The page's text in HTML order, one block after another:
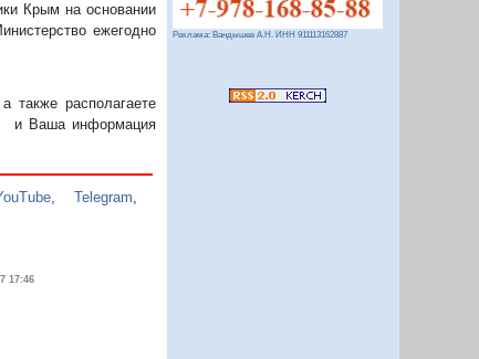
Крым на основании
ежегодно
также располагаете
и Ваша информация
,Telegram
17:46
Реклама: Вандышев А.Н. ИНН 911113162887